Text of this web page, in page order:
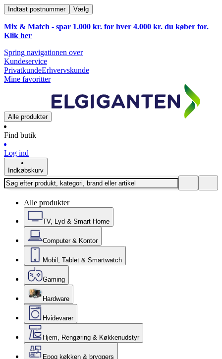
Indtast postnummer Vælg
Mix & Match - spar 1.000 kr. for hver 4.000 kr. du køber for.
Klik her
Spring navigationen over
Kundeservice
PrivatkundeErhvervskunde
Mine favoritter
Alle produkter
Find butik
Log ind
Indkøbskurv
Alle produkter
TV, Lyd & Smart Home
Computer & Kontor
Mobil, Tablet & Smartwatch
Gaming
Hardware
Hvidevarer
Hjem, Rengøring & Køkkenudstyr
Epoq køkken & bryggers